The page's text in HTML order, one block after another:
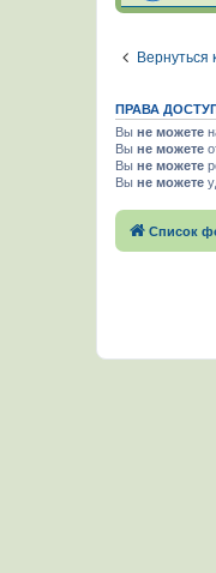
Вернуться
ПРАВА
Вы не можете
Вы не можете
Вы не можете
Вы не можете
Список